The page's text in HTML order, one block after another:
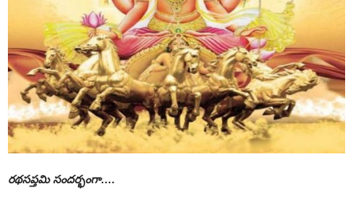
రథసప్తమి సందర్భంగా….